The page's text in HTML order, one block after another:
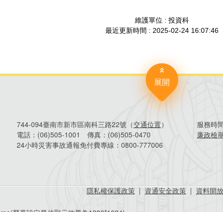
展開
744-094臺南市新市區南科三路22號（交通位置）
電話： (06)505-1001 傳真： (06)505-0470
24小時災害事故通報免付費專線： 0800-777006
服務時
廉政檢
隱私權保護政策 | 資通安全政策 | 資料開